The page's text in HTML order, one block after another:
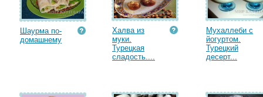
Шаурма по-
домашнему
Халва из
муки.
Турецкая
сладость....
Мухаллеби с
йогуртом.
Турецкий
десерт...